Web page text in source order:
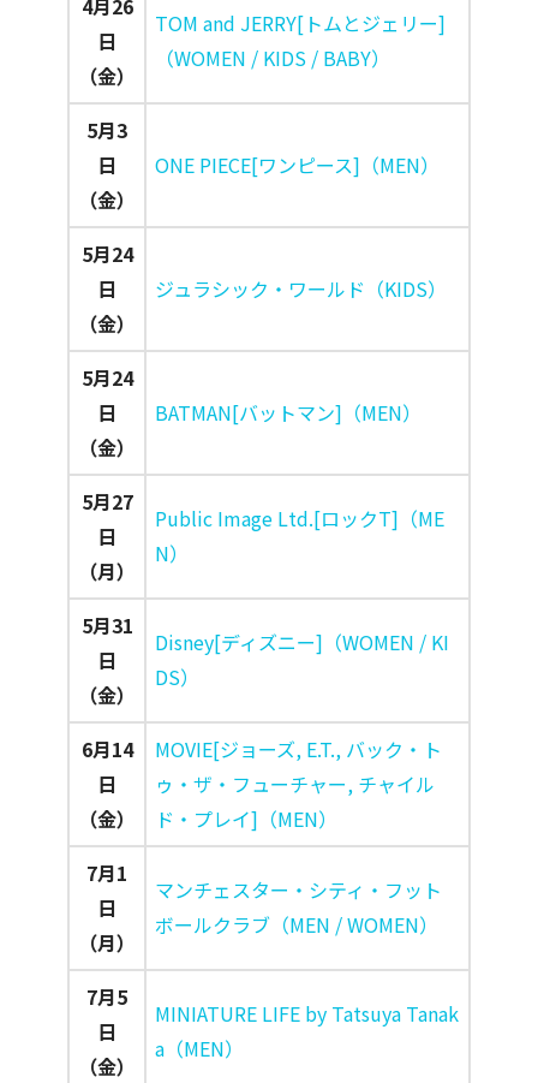
4月26
日
（金）
TOM and JERRY[トムとジェリー]
（WOMEN / KIDS / BABY）
5月3
日
（金）
ONE PIECE[ワンピース]（MEN）
5月24
日
（金）
ジュラシック・ワールド（KIDS）
5月24
日
（金）
BATMAN[バットマン]（MEN）
5月27
日
（月）
Public Image Ltd.[ロックT]（ME
N）
5月31
日
（金）
Disney[ディズニー]（WOMEN / KI
DS）
6月14
日
（金）
MOVIE[ジョーズ, E.T., バック・ト
ゥ・ザ・フューチャー, チャイル
ド・プレイ]（MEN）
7月1
日
（月）
マンチェスター・シティ・フット
ボールクラブ（MEN / WOMEN）
7月5
日
（金）
MINIATURE LIFE by Tatsuya Tanak
a（MEN）